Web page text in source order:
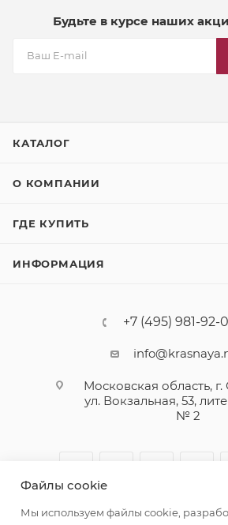
Будьте в курсе наших
КАТАЛОГ
О КОМПАНИИ
ГДЕ КУПИТЬ
ИНФОРМАЦИЯ
+7 (495) 981-92-
Московская область,
ул. Вокзальная, 53,
№ 2
Файлы cookie
Мы используем файлы cookie,